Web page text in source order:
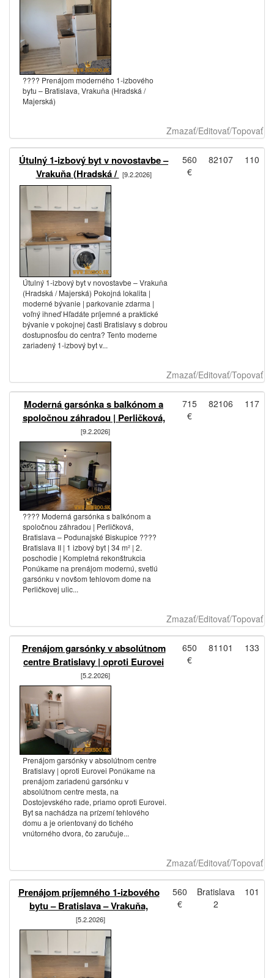
???? Prenájom moderného 1-izbového
bytu – Bratislava, Vrakuňa (Hradská /
Majerská)
Zmazať/Editovať/Topovať
Útulný 1-izbový byt v novostavbe –
Vrakuňa (Hradská / [9.2.2026]
Útulný 1-izbový byt v novostavbe – Vrakuňa
(Hradská / Majerská) Pokojná lokalita |
moderné bývanie | parkovanie zdarma |
voľný ihneď Hľadáte príjemné a praktické
bývanie v pokojnej časti Bratislavy s dobrou
dostupnosťou do centra? Tento moderne
zariadený 1-izbový byt v...
560
€
82107 110
Zmazať/Editovať/Topovať
Moderná garsónka s balkónom a
spoločnou záhradou | Perličková,
[9.2.2026]
???? Moderná garsónka s balkónom a
spoločnou záhradou | Perličková,
Bratislava – Podunajské Biskupice ????
Bratislava II | 1 izbový byt | 34 m² | 2.
poschodie | Kompletná rekonštrukcia
Ponúkame na prenájom modernú, svetlú
garsónku v novšom tehlovom dome na
Perličkovej ulic...
715
€
82106 117
Zmazať/Editovať/Topovať
Prenájom garsónky v absolútnom
centre Bratislavy | oproti Eurovei
[5.2.2026]
Prenájom garsónky v absolútnom centre
Bratislavy | oproti Eurovei Ponúkame na
prenájom zariadenú garsónku v
absolútnom centre mesta, na
Dostojevského rade, priamo oproti Eurovei.
Byt sa nachádza na prízemí tehlového
domu a je orientovaný do tichého
vnútorného dvora, čo zaručuje...
650
€
81101 133
Zmazať/Editovať/Topovať
Prenájom príjemného 1-izbového
bytu – Bratislava – Vrakuňa,
[5.2.2026]
560
€
Bratislava
2
101